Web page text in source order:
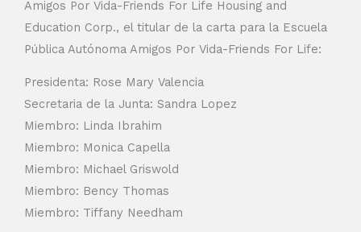
Amigos Por Vida-Friends For Life Housing and
Education Corp., el titular de la carta para la Escuela
Pública Autónoma Amigos Por Vida-Friends For Life:
Presidenta: Rose Mary Valencia
Secretaria de la Junta: Sandra Lopez
Miembro: Linda Ibrahim
Miembro: Monica Capella
Miembro: Michael Griswold
Miembro: Bency Thomas
Miembro: Tiffany Needham